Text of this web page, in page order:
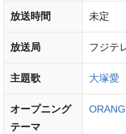
放送時間 未定
放送局 フジテ
主題歌 大塚愛
オープニング
テーマ